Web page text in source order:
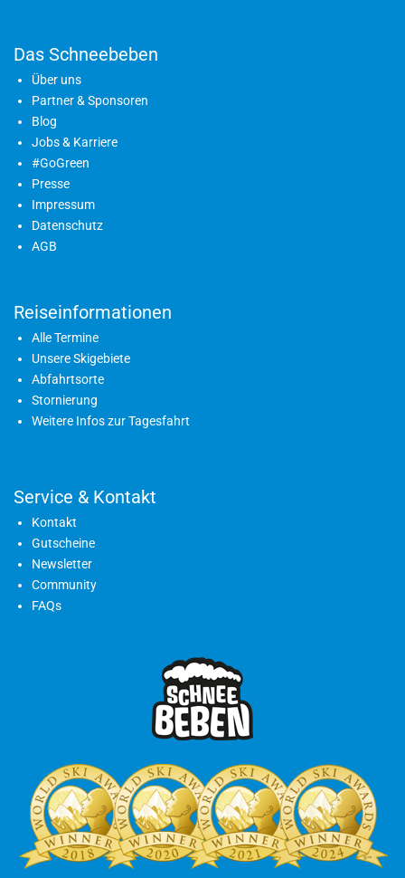
Das Schneebeben
Über uns
Partner & Sponsoren
Blog
Jobs & Karriere
#GoGreen
Presse
Impressum
Datenschutz
AGB
Reiseinformationen
Alle Termine
Unsere Skigebiete
Abfahrtsorte
Stornierung
Weitere Infos zur Tagesfahrt
Service & Kontakt
Kontakt
Gutscheine
Newsletter
Community
FAQs